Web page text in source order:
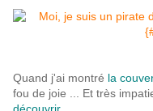
Quand j'ai montré la
fou de joie ... Et très